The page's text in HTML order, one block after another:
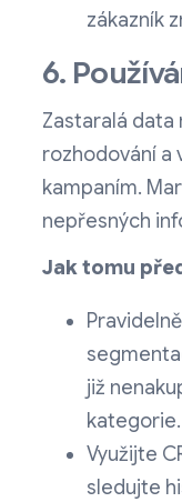
zákazník
6.
Zastaralá data
rozhodování a
kampaním.
nepřesných
Jak tomu
již
kategorie.
Využijte
sledujte